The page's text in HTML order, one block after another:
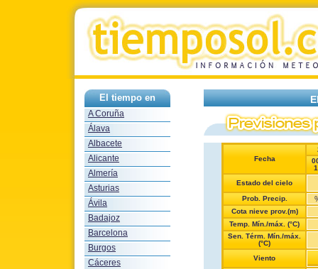
El tiempo en
A Coruña
Álava
Albacete
Alicante
Almería
Asturias
Ávila
Badajoz
Barcelona
Burgos
Cáceres
Fecha
Estado del cielo
Prob. Precip.
Cota nieve prov.(m)
Temp. Mín./máx. (°C)
Sen. Térm. Mín./máx.
(°C)
Viento